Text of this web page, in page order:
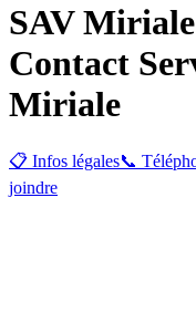
SAV
Contact
Miriale
📋 Infos légales📞
joindre